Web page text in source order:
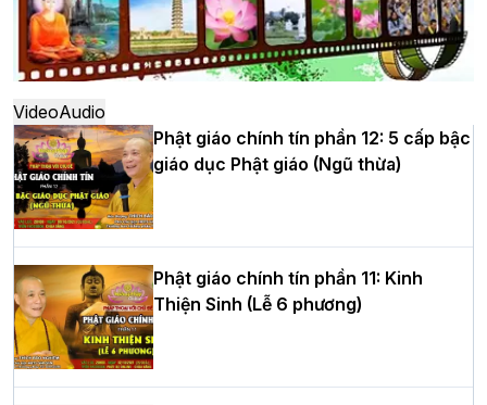
Hà Nội: Ngày tu học cuối cùng khép lại
khóa sinh hoạt Phật pháp mùa hè lần
thứ XIV tại chùa Bằng
Học yêu thương trong ngày tu tập thứ
tư của Khóa sinh hoạt Phật pháp mùa
hè tại chùa Bằng
HT.Thích Thọ Lạc được suy cử làm tân
Trưởng BTS GHPGVN tỉnh Nghệ An
VideoAudio
Phật giáo chính tín phần 12: 5 cấp bậc
giáo dục Phật giáo (Ngũ thừa)
Phật giáo chính tín phần 11: Kinh
Thiện Sinh (Lễ 6 phương)